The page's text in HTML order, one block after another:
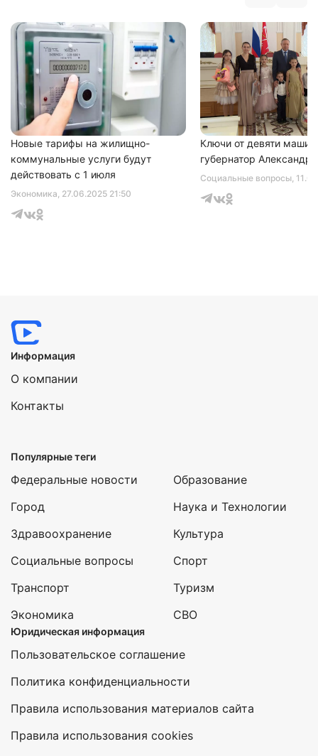
Экономика, 27.06.2025 21:50
Новые тарифы на жилищно-
коммунальные услуги будут
действовать с 1 июля
Социальные вопросы,
Ключи от девяти машин
губернатор Александр
Нажимая на кнопку "Отправить" вы
соглашаетесь с
политикой конфиденциальности
Информация
О компании
Контакты
Популярные теги
Федеральные новости
Город
Здравоохранение
Социальные вопросы
Транспорт
Экономика
Образование
Наука и Технологии
Культура
Спорт
Туризм
СВО
Юридическая информация
Пользовательское соглашение
Политика конфиденциальности
Правила использования материалов сайта
Правила использования cookies